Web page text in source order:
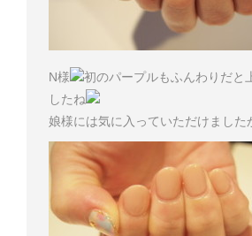
N様
初のパープルもふんわりだと
したね
娘様には気に入っていただけました